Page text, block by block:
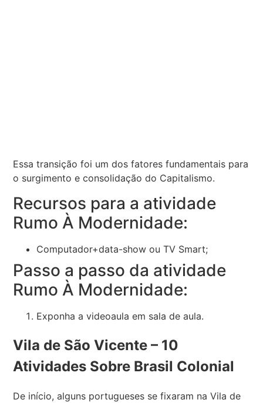
Essa transição foi um dos fatores fundamentais para
o surgimento e consolidação do Capitalismo.
Recursos para a atividade
Rumo À Modernidade:
Computador+data-show ou TV Smart;
Passo a passo da atividade
Rumo À Modernidade:
Exponha a videoaula em sala de aula.
Vila de São Vicente – 10
Atividades Sobre Brasil Colonial
De início, alguns portugueses se fixaram na Vila de